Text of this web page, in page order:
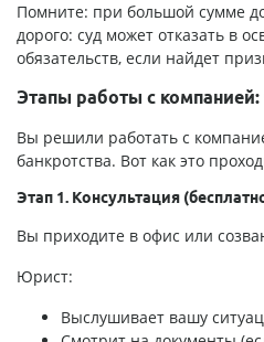
Помните: при большой сумме
дорого: суд может отказать в
обязательств, если найдет
Этапы работы с компанией:
Вы решили работать с
банкротства. Вот как это
Этап 1. Консультация
Вы приходите в офис или
Юрист:
Выслушивает вашу